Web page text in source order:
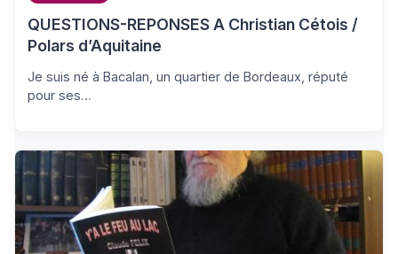
QUESTIONS-REPONSES A Christian Cétois /
Polars d’Aquitaine
Je suis né à Bacalan, un quartier de Bordeaux, réputé
pour ses…